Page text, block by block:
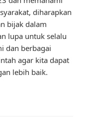
diharapkan
bijak dalam
lupa untuk selalu
dan berbagai
agar kita dapat
lebih baik.